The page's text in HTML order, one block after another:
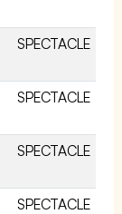
SPECTACLE
SPECTACLE
SPECTACLE
SPECTACLE